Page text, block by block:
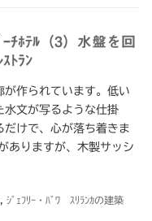
ﾁﾎﾃﾙ（3）水盤を回
ﾄﾗﾝ
作られています。低い
水文が写るような仕掛
だけで、心が落ち着きま
ありますが、木製サッシ
ｼﾞｪﾌﾘｰ・ﾊﾞﾜ ｽﾘﾗﾝｶの建築